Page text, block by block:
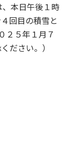
本日午後１時
回目の積雪と
２５年１月７
ださい。）